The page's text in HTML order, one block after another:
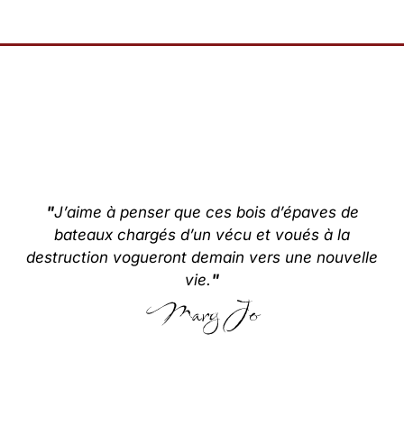
"J’aime à penser que ces bois d’épaves de
bateaux chargés d’un vécu et voués à la
destruction vogueront demain vers une nouvelle
vie. "
Mary Jo